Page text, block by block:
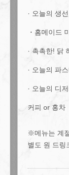
· 오늘의 생
・홈메이드
· 촉촉한! 닭
· 오늘의 파
· 오늘의 디
커피 or 홍차
※메뉴는 계
별도 원 드링